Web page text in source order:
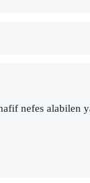
nefes